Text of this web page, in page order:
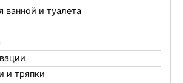
ванной и туалета
и тряпки